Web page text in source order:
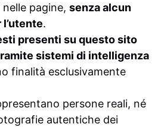
pagine, senza alcun
.
presenti su questo sito
sistemi di intelligenza
finalità esclusivamente
persone reali, né
autentiche dei